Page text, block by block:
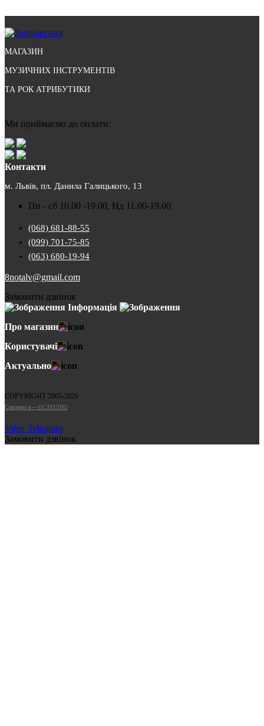
МАГАЗИН
МУЗИЧНИХ ІНСТРУМЕНТІВ
ТА РОК АТРИБУТИКИ
Ми приймаємо до оплати:
Контакти
м. Львів, пл. Данила Галицького, 13
Пн - сб 10.00 -19.00, Нд 11.00-19.00
(068) 681-88-55
(099) 701-75-85
(063) 680-19-94
8notalv@gmail.com
Замовити дзвінок
Інформація
Про магазин
Користувачі
Актуально
COPYRIGHT 2005-2026
Cтворено в — OC STUDIO
Viber Telegram
Замовити дзвінок